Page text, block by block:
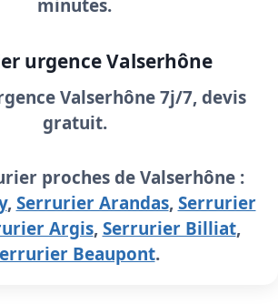
minutes.
urgence Valserhône
Valserhône7j/7, devis
gratuit.
proches de Valserhône :
, Serrurier Arandas, Serrurier
Argis, Serrurier Billiat,
Beaupont.